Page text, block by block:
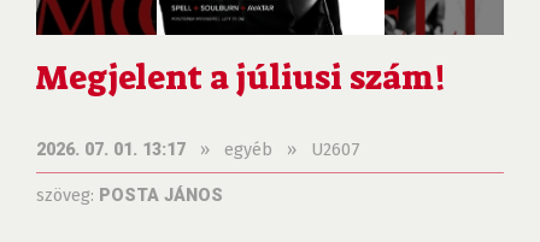
Megjelent a júliusi szám!
2026. 07. 01. 13:17 » egyéb » U2607
szöveg: POSTA JÁNOS